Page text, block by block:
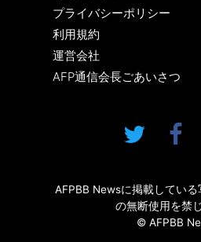
プライバシーポリシー
利用規約
運営会社
AFP通信会長ごあいさつ
AFPBB Newsに掲載してい
の無断使用を禁
© AFPBB